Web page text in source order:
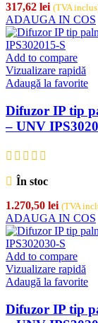
317,62 lei (TVA
ADAUGA IN COS
Add to compare
Vizualizare rapidă
Adaugă la favorite
Difuzor IP tip
– UNV
În stoc
1.270,50 lei (TVA
ADAUGA IN COS
Add to compare
Vizualizare rapidă
Adaugă la favorite
Difuzor IP tip